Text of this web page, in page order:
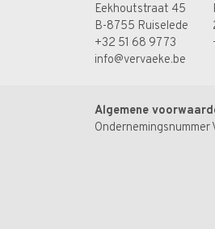
Eekhoutstraat 45
B-8755 Ruiselede
+32 51 68 97 73
info@vervaeke.be
Algemene
Ondernemingsnummer